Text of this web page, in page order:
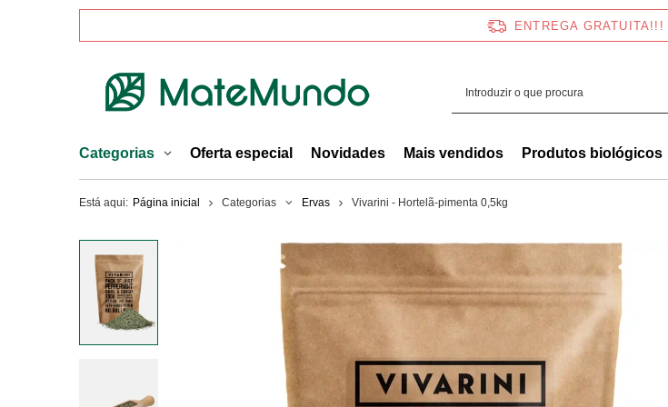
ENTREGA GRATUITA!!!
Categorias Oferta especial Novidades Mais vendidos Produtos biológicos
Está aqui: Página inicial Categorias Ervas Vivarini - Hortelã-pimenta 0,5kg